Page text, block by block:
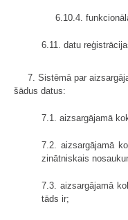
6.10.4.
6.11. datu
7. Sistēmā par
šādus datus:
7.1. aizsargājamā
7.2. aizsargājamā
zinātniskais
7.3. aizsargājamā
tāds ir;